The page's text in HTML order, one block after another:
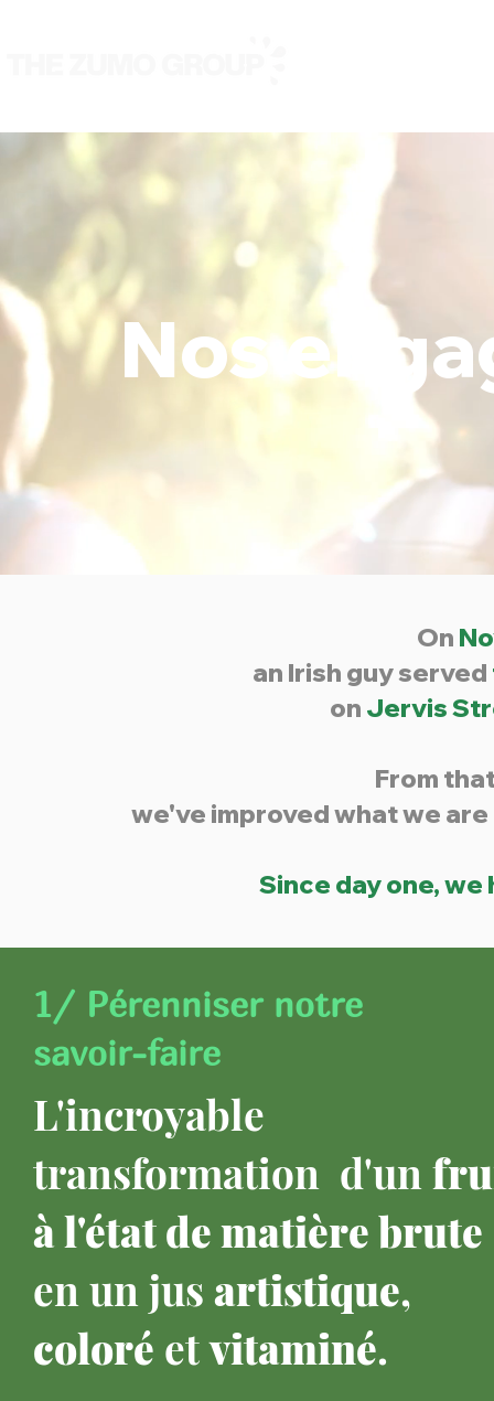
Nos
On
an Irish guy served
on Jervis
From
we've improved what we are
Since day one,
1/ Pérennisernotre
savoir-faire
L'incroyable
transformation d'un
à l'état de matière brute
en un jus artistique,
coloré etvitaminé.